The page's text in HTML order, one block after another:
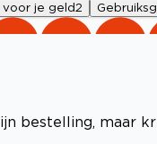
voor je geld2
bestelling, maar